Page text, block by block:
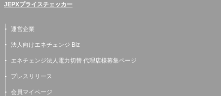
JEPXプライスチェッカー
運営企業
法人向けエネチェンジ Biz
エネチェンジ法人電力切替 代理店様募集ページ
プレスリリース
会員マイページ